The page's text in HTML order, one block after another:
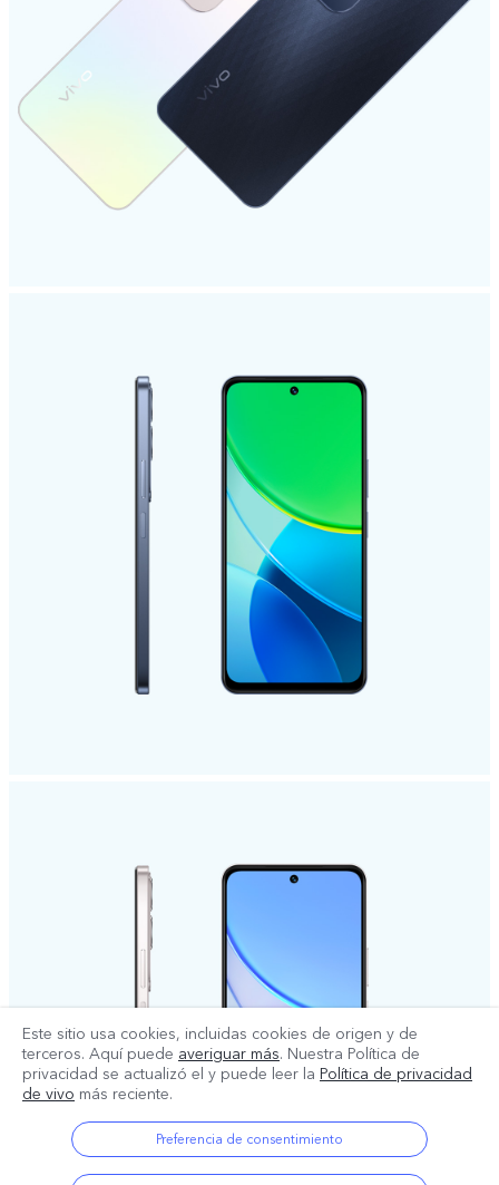
Este sitio usa cookies, incluidas cookies de origen y de
terceros. Aquí puede averiguar más. Nuestra Política de
privacidad se actualizó el y puede leer la Política de privacidad
de vivo más reciente.
Preferencia de consentimiento